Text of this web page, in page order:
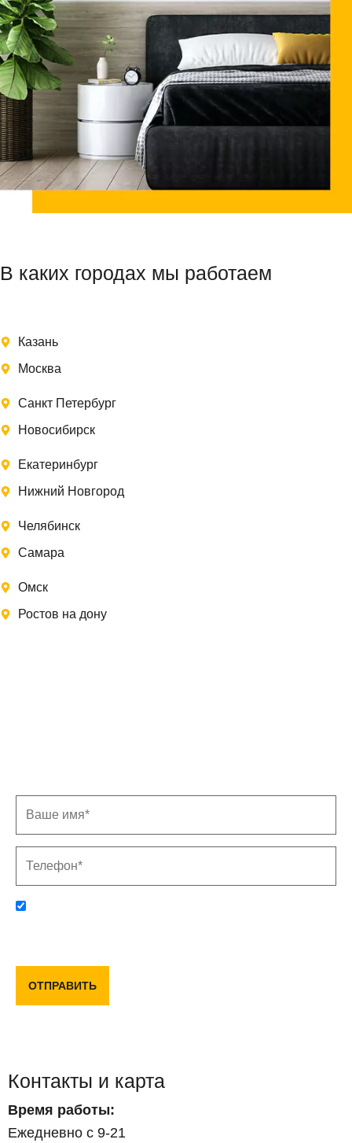
В каких городах мы работаем
Казань
Москва
Санкт Петербург
Новосибирск
Екатеринбург
Нижний Новгород
Челябинск
Самара
Омск
Ростов на дону
ОТПРАВИТЬ
Контакты и карта
Время работы:
Ежедневно с 9-21